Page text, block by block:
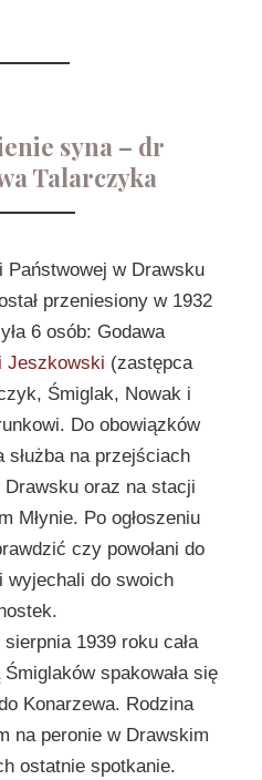
syna – dr
Talarczyka
Państwowej w Drawsku
przeniesiony w 1932
6 osób: Godawa
Jeszkowski (zastępca
Śmiglak, Nowak i
Do obowiązków
służba na przejściach
oraz na stacji
Młynie. Po ogłoszeniu
czy powołani do
wyjechali do swoich
1939 roku cała
spakowała się
Konarzewa. Rodzina
na peronie w Drawskim
ostatnie spotkanie.